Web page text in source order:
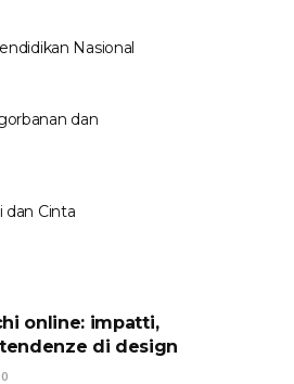
Nasional
dan
dan Cinta
online: impatti,
di design
0